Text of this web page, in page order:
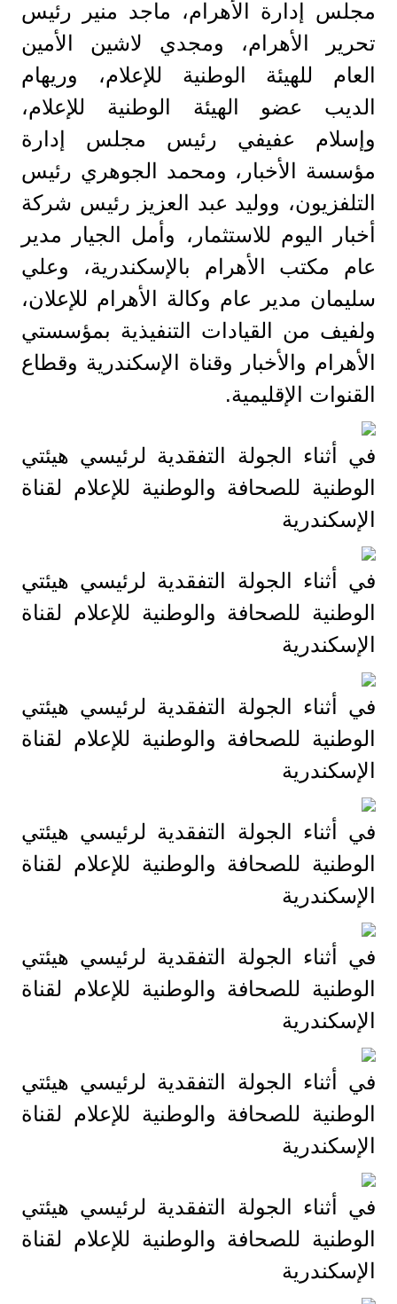
مجلس إدارة الأهرام، ماجد منير رئيس
تحرير الأهرام، ومجدي لاشين الأمين
العام للهيئة الوطنية للإعلام، وريهام
الديب عضو الهيئة الوطنية للإعلام،
وإسلام عفيفي رئيس مجلس إدارة
مؤسسة الأخبار، ومحمد الجوهري رئيس
التلفزيون، ووليد عبد العزيز رئيس شركة
أخبار اليوم للاستثمار، وأمل الجيار مدير
عام مكتب الأهرام بالإسكندرية، وعلي
سليمان مدير عام وكالة الأهرام للإعلان،
ولفيف من القيادات التنفيذية بمؤسستي
الأهرام والأخبار وقناة الإسكندرية وقطاع
القنوات الإقليمية.
في أثناء الجولة التفقدية لرئيسي هيئتي
الوطنية للصحافة والوطنية للإعلام لقناة
الإسكندرية
في أثناء الجولة التفقدية لرئيسي هيئتي
الوطنية للصحافة والوطنية للإعلام لقناة
الإسكندرية
في أثناء الجولة التفقدية لرئيسي هيئتي
الوطنية للصحافة والوطنية للإعلام لقناة
الإسكندرية
في أثناء الجولة التفقدية لرئيسي هيئتي
الوطنية للصحافة والوطنية للإعلام لقناة
الإسكندرية
في أثناء الجولة التفقدية لرئيسي هيئتي
الوطنية للصحافة والوطنية للإعلام لقناة
الإسكندرية
في أثناء الجولة التفقدية لرئيسي هيئتي
الوطنية للصحافة والوطنية للإعلام لقناة
الإسكندرية
في أثناء الجولة التفقدية لرئيسي هيئتي
الوطنية للصحافة والوطنية للإعلام لقناة
الإسكندرية